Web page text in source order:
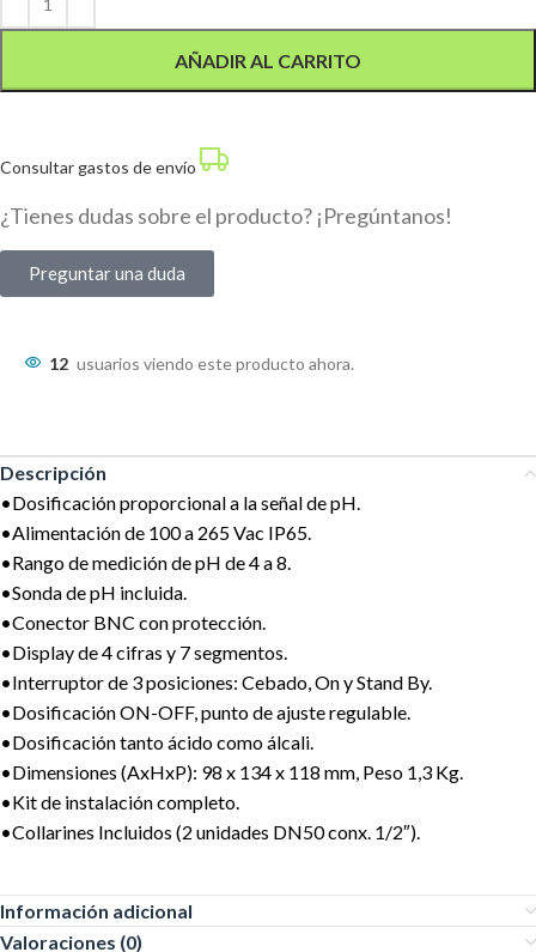
AÑADIR AL CARRITO
Consultar gastos de envío
¿Tienes dudas sobre el producto? ¡Pregúntanos!
Preguntar una duda
12 usuarios viendo este producto ahora.
Descripción
•Dosificación proporcional a la señal de pH.
•Alimentación de 100 a 265 Vac IP65.
•Rango de medición de pH de 4 a 8.
•Sonda de pH incluida.
•Conector BNC con protección.
•Display de 4 cifras y 7 segmentos.
•Interruptor de 3 posiciones: Cebado, On y Stand By.
•Dosificación ON-OFF, punto de ajuste regulable.
•Dosificación tanto ácido como álcali.
•Dimensiones (AxHxP): 98 x 134 x 118 mm, Peso 1,3 Kg.
•Kit de instalación completo.
•Collarines Incluidos (2 unidades DN50 conx. 1/2″).
Información adicional
Valoraciones (0)